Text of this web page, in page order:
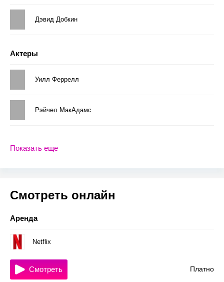
Дэвид Добкин
Актеры
Уилл Феррелл
Рэйчел МакАдамс
Показать еще
Смотреть онлайн
Аренда
Netflix
Платно
Смотреть